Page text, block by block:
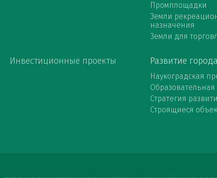
Промплощадки
Земли
назначения
Земли для
Инвестиционные проекты Развитие
Наукоградская
Стратегия
Строящиеся